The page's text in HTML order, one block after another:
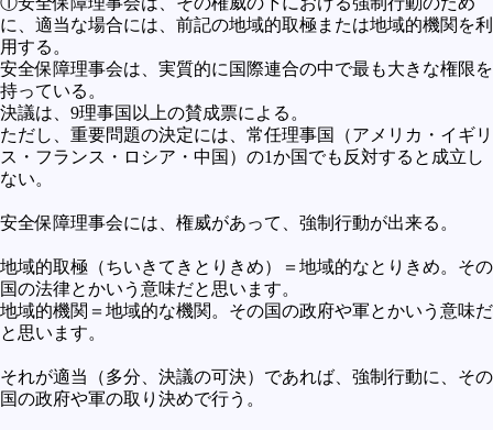
に、適当な場合には、前記の地域的取極または地域的機関を利
用する。
安全保障理事会は、実質的に国際連合の中で最も大きな権限を
持っている。
決議は、9理事国以上の賛成票による。
ただし、重要問題の決定には、常任理事国（アメリカ・イギリ
ス・フランス・ロシア・中国）の1か国でも反対すると成立し
ない。
安全保障理事会には、権威があって、強制行動が出来る。
地域的取極（ちいきてきとりきめ）＝地域的なとりきめ。その
国の法律とかいう意味だと思います。
地域的機関＝地域的な機関。その国の政府や軍とかいう意味だ
と思います。
それが適当（多分、決議の可決）であれば、強制行動に、その
国の政府や軍の取り決めで行う。